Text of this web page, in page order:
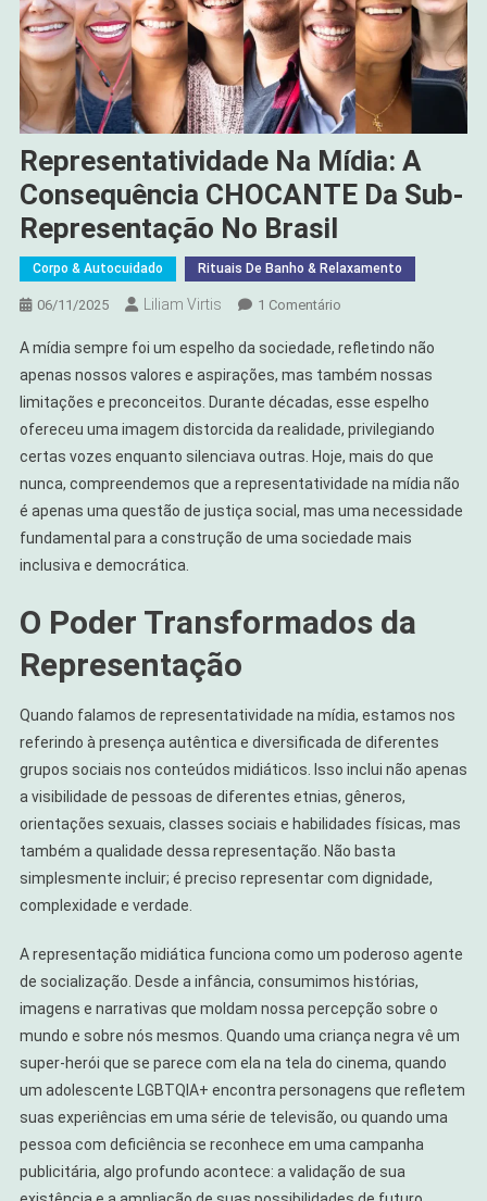
Representatividade Na Mídia: A
Consequência CHOCANTE Da Sub-
Representação No Brasil
Corpo & Autocuidado Rituais De Banho & Relaxamento
06/11/2025 Liliam Virtis 1 ComentárioEm
Na
Mídia:
A
Consequência
CHOCANTE
Da
Representação
A mídia sempre foi um espelho da sociedade, refletindo não
apenas nossos valores e aspirações, mas também nossas
limitações e preconceitos. Durante décadas, esse espelho
ofereceu uma imagem distorcida da realidade, privilegiando
certas vozes enquanto silenciava outras. Hoje, mais do que
nunca, compreendemos que a representatividade na mídia não
é apenas uma questão de justiça social, mas uma necessidade
fundamental para a construção de uma sociedade mais
inclusiva e democrática.
O Poder Transformados da
Representação
Quando falamos de representatividade na mídia, estamos nos
referindo à presença autêntica e diversificada de diferentes
grupos sociais nos conteúdos midiáticos. Isso inclui não apenas
a visibilidade de pessoas de diferentes etnias, gêneros,
orientações sexuais, classes sociais e habilidades físicas, mas
também a qualidade dessa representação. Não basta
simplesmente incluir; é preciso representar com dignidade,
complexidade e verdade.
A representação midiática funciona como um poderoso agente
de socialização. Desde a infância, consumimos histórias,
imagens e narrativas que moldam nossa percepção sobre o
mundo e sobre nós mesmos. Quando uma criança negra vê um
super-herói que se parece com ela na tela do cinema, quando
um adolescente LGBTQIA+ encontra personagens que refletem
suas experiências em uma série de televisão, ou quando uma
pessoa com deficiência se reconhece em uma campanha
publicitária, algo profundo acontece: a validação de sua